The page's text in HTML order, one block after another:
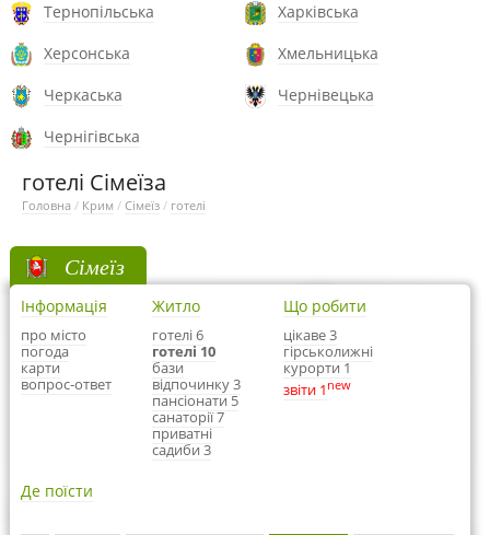
Тернопільська
Харківська
Херсонська
Хмельницька
Черкаська
Чернівецька
Чернігівська
готелі Сімеїза
Головна / Крим / Сімеїз / готелі
Сімеїз
Інформація
про місто
погода
карти
вопрос-ответ
Житло
готелі 6
готелі 10
бази
відпочинку 3
пансіонати 5
санаторії 7
приватні
садиби 3
Що робити
цікаве 3
гірськолижні
курорти 1
звіти 1 new
Де поїсти